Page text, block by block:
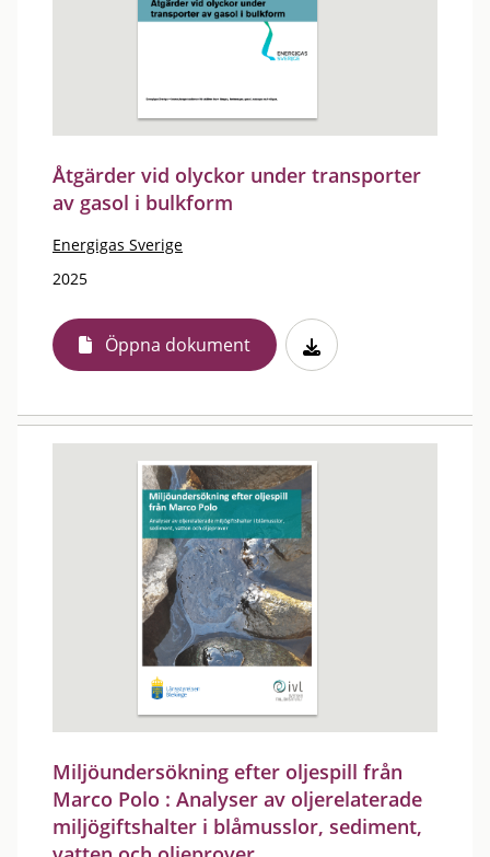
Åtgärder vid olyckor under transporter
av gasol i bulkform
Energigas Sverige
2025
Öppna dokument
Miljöundersökning efter oljespill från
Marco Polo : Analyser av oljerelaterade
miljögiftshalter i blåmusslor, sediment,